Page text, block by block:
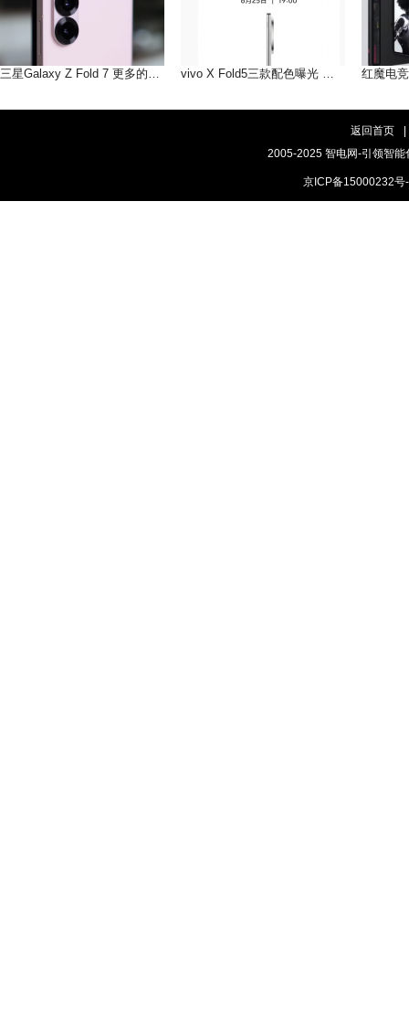
三星Galaxy Z Fold 7 更多的AI即将到来 vivo X Fold5三款配色曝光 轻薄手感，和你好搭
返回首页
2005-2025 智电网-引领智
京ICP备15000232号